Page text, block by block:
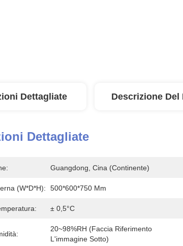
Dettagliate Descrizione Del
Dettagliate
Guangdong, Cina (continente)
(W*D*H): 500*600*750 Mm
± 0,5°C
20~98%RH (faccia Riferimento
L'immagine Sotto)